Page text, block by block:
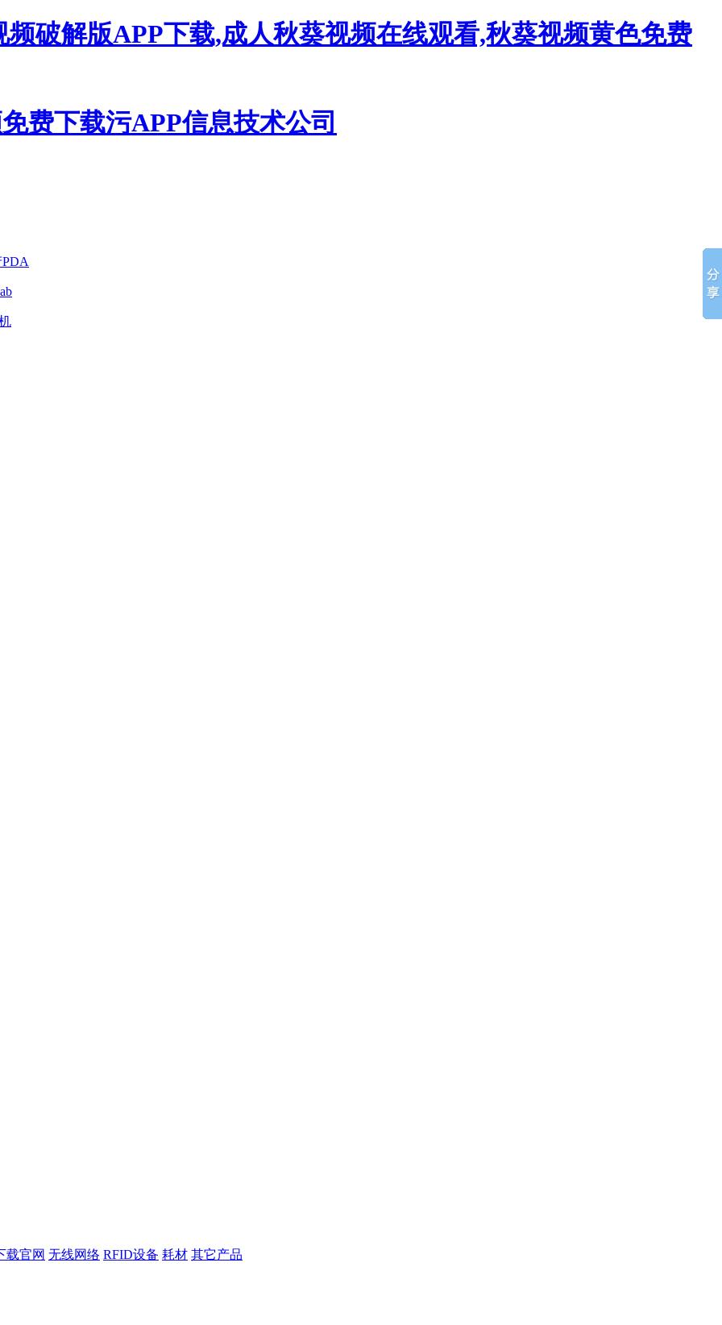
破解版APP下载,成人秋葵视频在线观看,秋葵视频黄色免费
载官网 无线网络 RFID设备 耗材 其它产品